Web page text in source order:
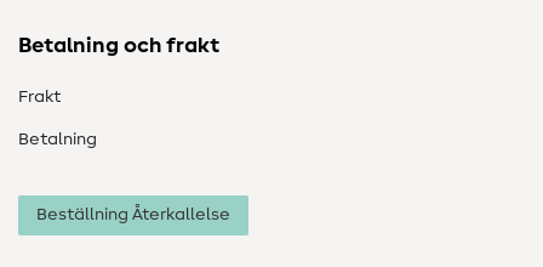
Betalning och frakt
Frakt
Betalning
Beställning Återkallelse